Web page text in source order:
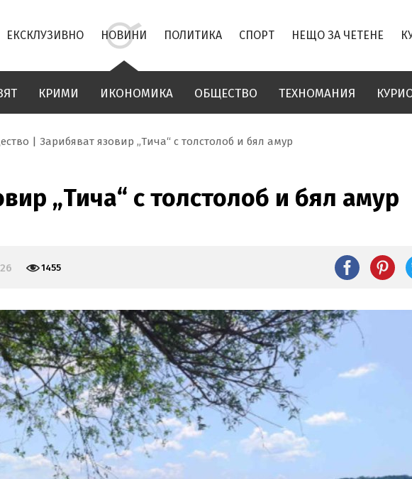
ЕКСКЛУЗИВНО НОВИНИ ПОЛИТИКА СПОРТ НЕЩО ЗА ЧЕТЕНЕ
КРИМИ ИКОНОМИКА ОБЩЕСТВО ТЕХНОМАНИЯ
Зарибяват язовир „Тича“ с толстолоб и бял амур
„Тича“ с толстолоб и бял амур
1455